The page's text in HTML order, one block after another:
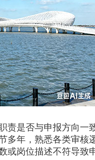
是否与申报方向一
多年，熟悉各类审核
岗位描述不符导致